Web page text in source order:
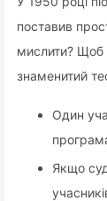
поставив
мислити? Щоб
знаменитий
Один
Якщо